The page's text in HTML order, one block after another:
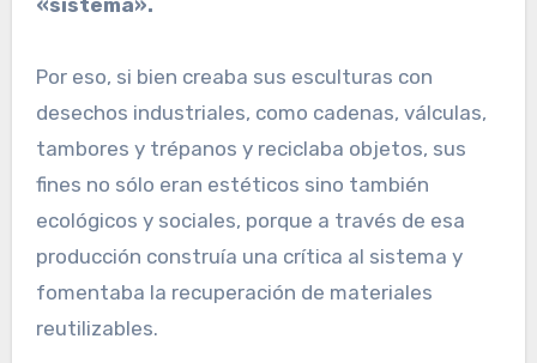
«sistema».
Por eso, si bien creaba sus esculturas con
desechos industriales, como cadenas, válculas,
tambores y trépanos y reciclaba objetos, sus
fines no sólo eran estéticos sino también
ecológicos y sociales, porque a través de esa
producción construía una crítica al sistema y
fomentaba la recuperación de materiales
reutilizables.